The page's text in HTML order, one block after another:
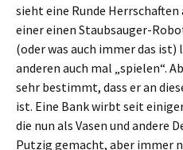
sieht eine Runde Herrschaften
einer einen Staubsauger-
(oder was auch immer das
anderen auch mal „spielen“.
sehr bestimmt, dass er an
ist. Eine Bank wirbt seit
die nun als Vasen und andere
Putzig gemacht, aber immer